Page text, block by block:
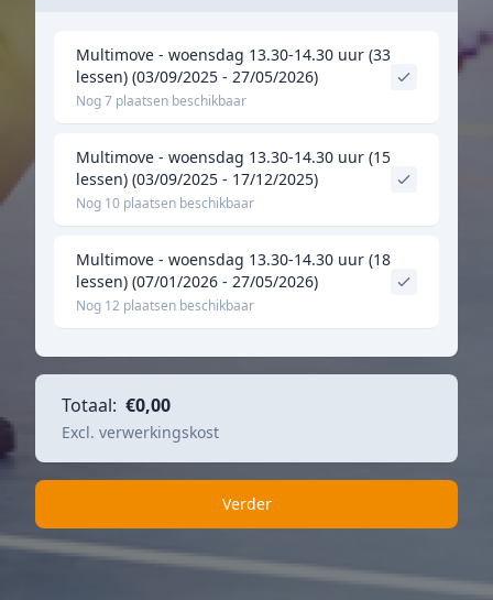
Multimove - woensdag 13.30-14.30 uur (33
lessen) (03/09/2025 - 27/05/2026)
Nog 7 plaatsen beschikbaar
Multimove - woensdag 13.30-14.30 uur (15
lessen) (03/09/2025 - 17/12/2025)
Nog 10 plaatsen beschikbaar
Multimove - woensdag 13.30-14.30 uur (18
lessen) (07/01/2026 - 27/05/2026)
Nog 12 plaatsen beschikbaar
Totaal: €0,00
Excl. verwerkingskost
Verder